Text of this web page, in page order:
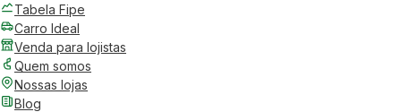
Tabela Fipe
Carro Ideal
Venda para lojistas
Quem somos
Nossas lojas
Blog